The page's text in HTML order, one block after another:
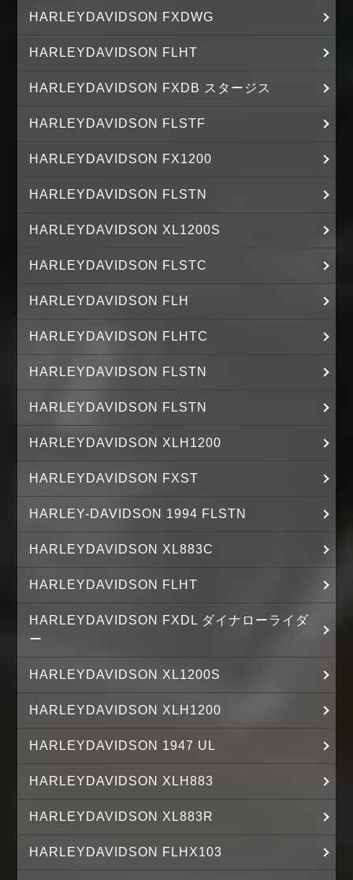
HARLEYDAVIDSON FXDWG
HARLEYDAVIDSON FLHT
HARLEYDAVIDSON FXDB スタージス
HARLEYDAVIDSON FLSTF
HARLEYDAVIDSON FX1200
HARLEYDAVIDSON FLSTN
HARLEYDAVIDSON XL1200S
HARLEYDAVIDSON FLSTC
HARLEYDAVIDSON FLH
HARLEYDAVIDSON FLHTC
HARLEYDAVIDSON FLSTN
HARLEYDAVIDSON FLSTN
HARLEYDAVIDSON XLH1200
HARLEYDAVIDSON FXST
HARLEY-DAVIDSON 1994 FLSTN
HARLEYDAVIDSON XL883C
HARLEYDAVIDSON FLHT
HARLEYDAVIDSON FXDL ダイナローライダ
ー
HARLEYDAVIDSON XL1200S
HARLEYDAVIDSON XLH1200
HARLEYDAVIDSON 1947 UL
HARLEYDAVIDSON XLH883
HARLEYDAVIDSON XL883R
HARLEYDAVIDSON FLHX103